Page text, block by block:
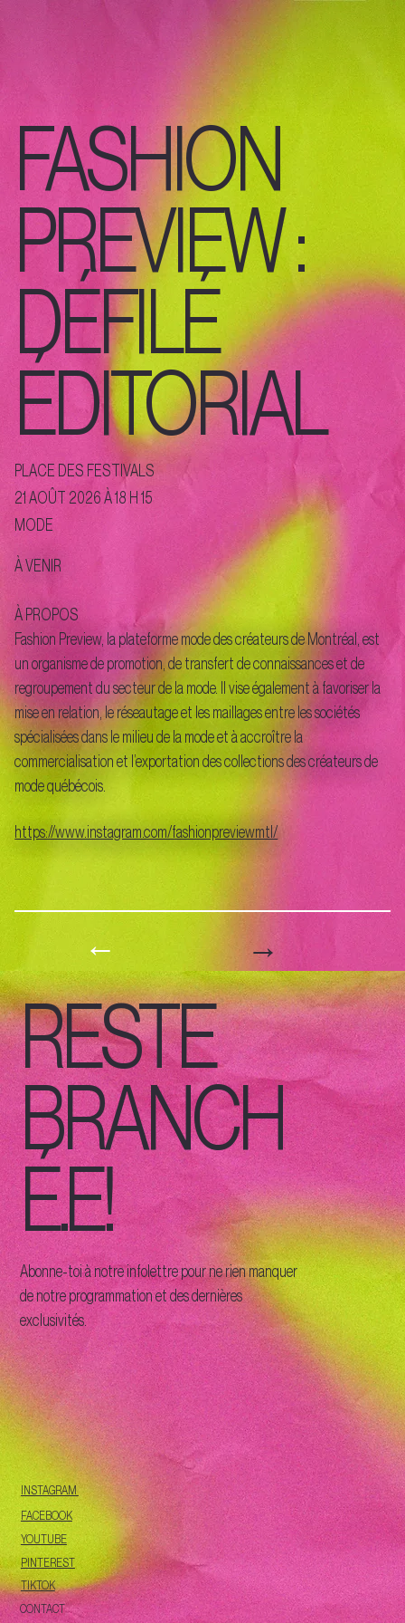
MODE
PLACE DES FESTIVALS
FASHION
PREVIEW :
DÉFILÉ
ÉDITORIAL
À VENIR
À PROPOS
Fashion Preview, la plateforme mode des créateurs de Montréal, est
un organisme de promotion, de transfert de connaissances et de
regroupement du secteur de la mode. Il vise également à favoriser la
mise en relation, le réseautage et les maillages entre les sociétés
spécialisées dans le milieu de la mode et à accroître la
commercialisation et l’exportation des collections des créateurs de
mode québécois.
← →
21 AOÛT 2026 À 18 H 15
https://www.instagram.com/fashionpreviewmtl/
RESTE
BRANCH
É.E!
Abonne-toi à notre infolettre pour ne rien manquer
de notre programmation et des dernières
exclusivités.
INSTAGRAM
FACEBOOK
YOUTUBE
PINTEREST
TIKTOK
CONTACT